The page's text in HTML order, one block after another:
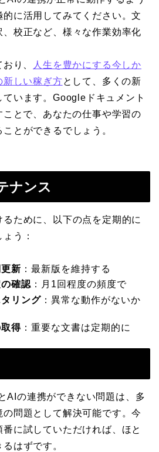
に活用してみてください。文
校正など、様々な作業効率化
り、
人生を豊かにする今しか
新しい稼ぎ方として、多くの新
ています。Googleドキュメント
とで、あなたの仕事や学習の
とができるでしょう。
ナンス
ために、以下の点を定期的に
う：
新 ：最新版を維持する
確認 ：月1回程度の頻度で
リング ：異常な動作がないか
得 ：重要な文書は定期的に
AIの連携ができない問題は、多
の問題として解決可能です。今
に試していただければ、ほと
はずです。